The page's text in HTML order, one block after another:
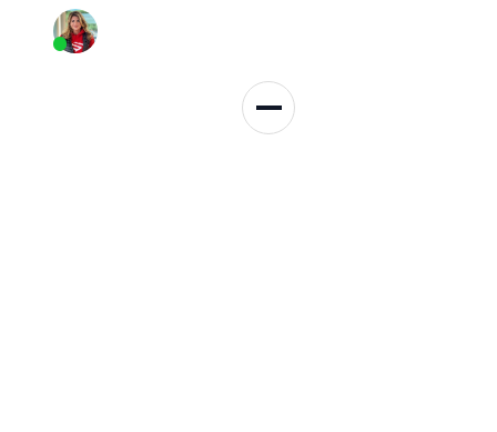
Persönliche Beratung
+49 152 3137 3959